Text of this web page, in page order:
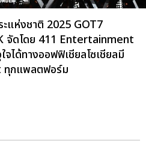
ะแห่งชาติ 2025 GOT7
จัดโดย 411 Entertainment
ได้ทางออฟฟิเชียลโซเชียลมี
ทุกแพลตฟอร์ม